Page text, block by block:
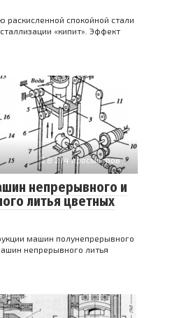
раскисленной спокойной стали
«кипит». Эффект
8 274 просмотров
непрерывного и
литья цветных
машин полунепрерывного
непрерывного литья